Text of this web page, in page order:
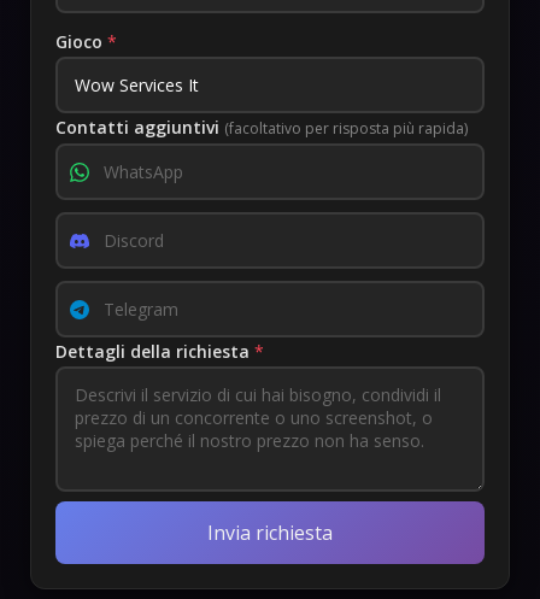
Gioco *
Contatti aggiuntivi (facoltativo per risposta più rapida)
Dettagli della richiesta *
Invia richiesta